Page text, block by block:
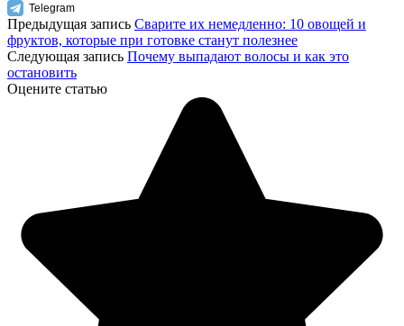
Telegram
Предыдущая запись Сварите их немедленно: 10 овощей и
фруктов, которые при готовке станут полезнее
Следующая запись Почему выпадают волосы и как это
остановить
Оцените статью